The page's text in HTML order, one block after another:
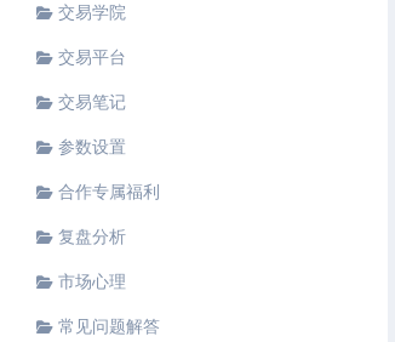
交易学院
交易平台
交易笔记
参数设置
合作专属福利
复盘分析
市场心理
常见问题解答